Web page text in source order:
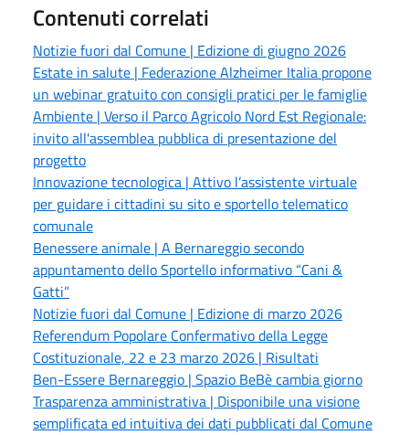
Contenuti correlati
Notizie fuori dal Comune | Edizione di giugno 2026
Estate in salute | Federazione Alzheimer Italia propone
un webinar gratuito con consigli pratici per le famiglie
Ambiente | Verso il Parco Agricolo Nord Est Regionale:
invito all'assemblea pubblica di presentazione del
progetto
Innovazione tecnologica | Attivo l’assistente virtuale
per guidare i cittadini su sito e sportello telematico
comunale
Benessere animale | A Bernareggio secondo
appuntamento dello Sportello informativo “Cani &
Gatti”
Notizie fuori dal Comune | Edizione di marzo 2026
Referendum Popolare Confermativo della Legge
Costituzionale, 22 e 23 marzo 2026 | Risultati
Ben-Essere Bernareggio | Spazio BeBè cambia giorno
Trasparenza amministrativa | Disponibile una visione
semplificata ed intuitiva dei dati pubblicati dal Comune